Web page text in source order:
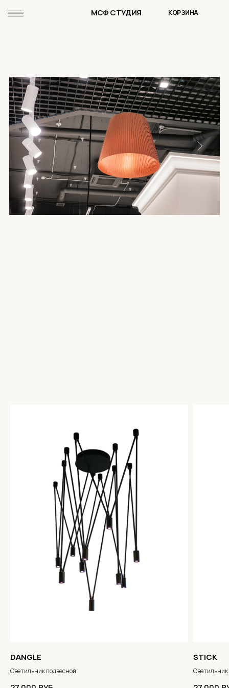
МСФ СТУДИЯ КОРЗИНА
DANGLE
Светильник подвесной
STICK